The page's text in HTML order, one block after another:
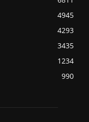
4945
4293
3435
1234
990